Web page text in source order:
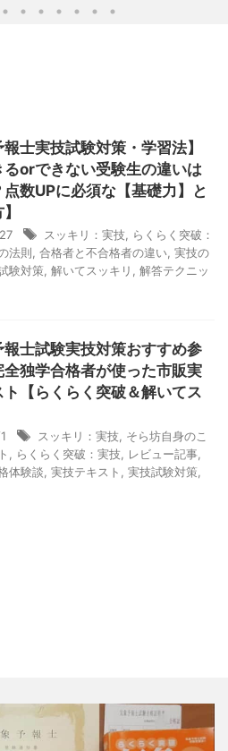
報士実技試験対策・学習法】
るorできない受験生の違いは
数UPに必須な【基礎力】と
スッキリ：実技, らくらく突破：
法則, 合格者と不合格者の違い, 実技の
験対策, 解いてスッキリ , 解答テクニッ
報士試験実技対策おすすめ参
全独学合格者が使った市販実
ト【らくらく突破＆解いてス
スッキリ：実技, そら坊自身のこ
, らくらく突破：実技, レビュー記事,
体験談, 実技テキスト , 実技試験対策,